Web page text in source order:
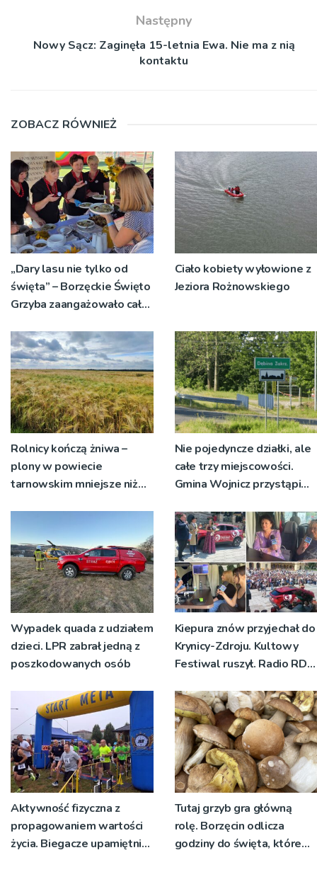
Następny
Nowy Sącz: Zaginęła 15-letnia Ewa. Nie ma z nią
kontaktu
ZOBACZ RÓWNIEŻ
„Dary lasu nie tylko od
święta” – Borzęckie Święto
Grzyba zaangażowało całe
Ciało kobiety wyłowione z
Jeziora Rożnowskiego
Rolnicy kończą żniwa –
plony w powiecie
tarnowskim mniejsze niż
Nie pojedyncze działki, ale
całe trzy miejscowości.
Gmina Wojnicz przystąpi
planistycznych
Wypadek quada z udziałem
dzieci. LPR zabrał jedną z
poszkodowanych osób
Kiepura znów przyjechał do
Krynicy-Zdroju. Kultowy
Festiwal ruszył. Radio RDN
żywo [ZDJĘCIA]
Aktywność fizyczna z
propagowaniem wartości
życia. Biegacze upamiętnili
Tutaj grzyb gra główną
rolę. Borzęcin odlicza
godziny do święta, które